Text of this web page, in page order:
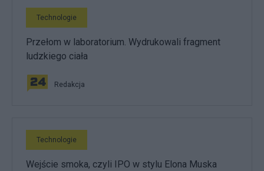
Technologie
Przełom w laboratorium. Wydrukowali fragment
ludzkiego ciała
Redakcja
Technologie
Wejście smoka, czyli IPO w stylu Elona Muska